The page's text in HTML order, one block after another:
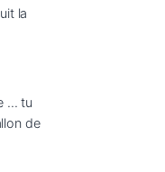
la
... tu
de